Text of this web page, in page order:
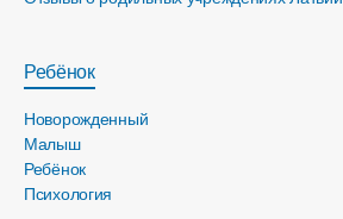
Ребёнок
Новорожденный
Малыш
Ребёнок
Психология